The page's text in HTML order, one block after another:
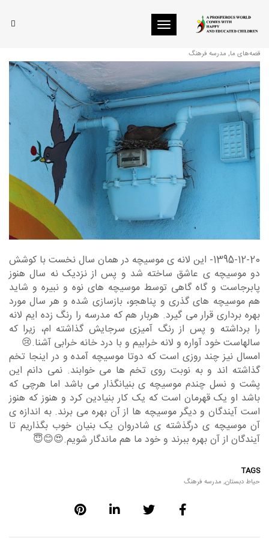
Toggle navigation
موسیچه ی قهرمان
قصه‌های ما, مدرسه فرهنگ
1395-12-20- این لانه ی موسیچه در همان سال نخست با کوشش
دو موسیچه ی عاشق ساخته شد و پس از نزدیک نه سال هنوز
پابرجاست و گاه گاهی توسط موسیچه های نوه و نبیره و شاید
هم موسیچه های گذری و پناهجو، بازسازی شده و هر سال مورد
بهره برداری قرار می گیرد. هربار هم که مدرسه را رنگ زده ایم لانه
را برداشته و پس از رنگ آمیزی سرجایش گذاشته ام، زیرا که
سالهاست خود آواره و لانه خرابیم و با درد خانه خرابی آشنا.😢
امسال نیز چند روزی است که دوتا موسیچه آمده و در اینجا تخم
گذاشته اند و به نوبت روی تخم ها می خوابند. نمی دانم این
پشت و نسل چندم موسیچه ی بنیانگذار می باشد اما هرچی که
باشد او یک قهرمان است که یک کار بنیادین کرد و هنوز که هنوز
است آیندگان و دیگر موسیچه ها از آن بهره می برند. به اندازه ی
آن موسیچه ی درگذشته ی شادروان یک بنیان خوب بگذاریم تا
آیندگان از آن بهره ببرند و خود ما هم ماندگار شویم.😍😊😇
TAGS
حیاط دبستان, مدرسه فرهنگ